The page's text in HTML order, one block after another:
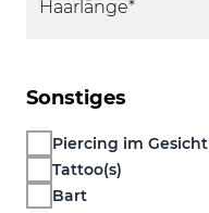
Sonstiges
Piercing im Gesicht
Tattoo(s)
Bart